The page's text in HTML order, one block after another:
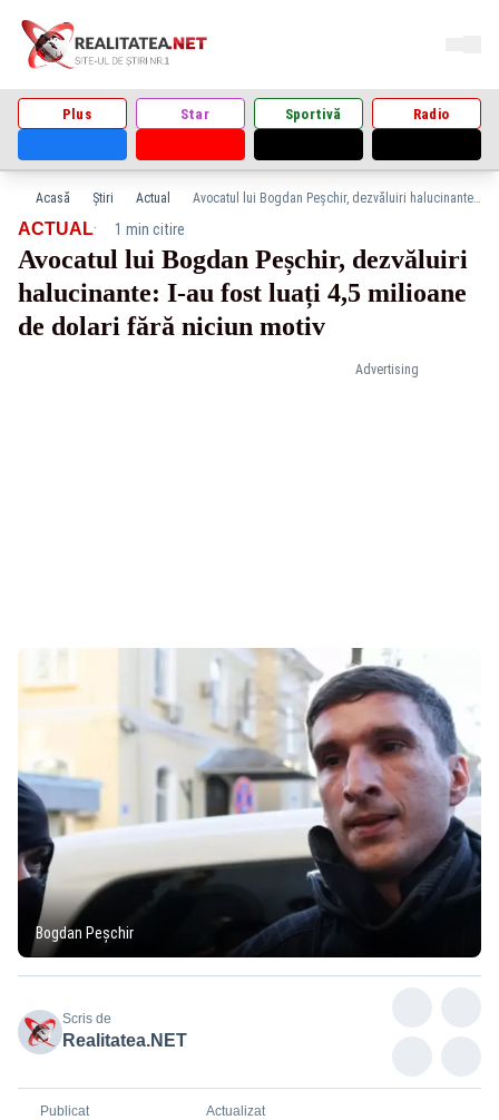
Plus Star Sportivă Radio
Acasă Știri Actual Avocatul lui Bogdan Peșchir, dezvăluiri halucinante: I-au fost luați 4,5 milioane de dolari fără niciun motiv
Advertising
ACTUAL· 1 min citire
Avocatul lui Bogdan Peșchir, dezvăluiri
halucinante: I-au fost luați 4,5 milioane
de dolari fără niciun motiv
Bogdan Peșchir
Scris de
Realitatea.NET
Publicat Actualizat